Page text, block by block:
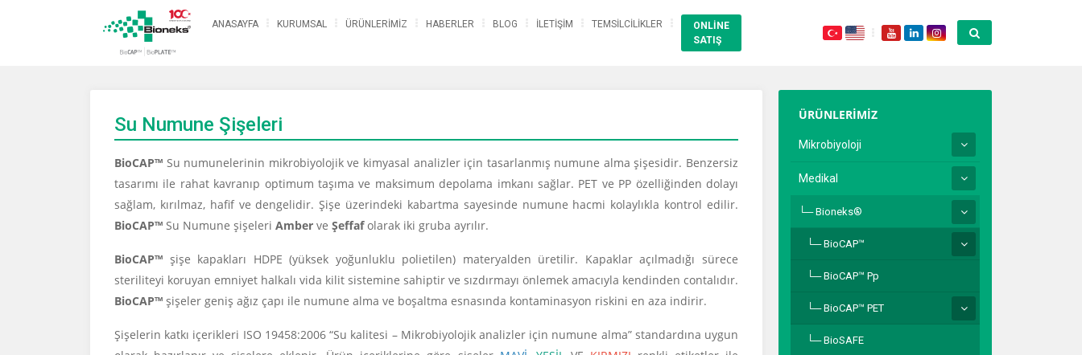
ANASAYFA KURUMSAL ÜRÜNLERİMİZ HABERLER BLOG İLETİŞİM TEMSİLCİLİKLER
ONLİNE
SATIŞ
Su Numune Şişeleri
BioCAP™ Su numunelerinin mikrobiyolojik ve kimyasal analizler için tasarlanmış numune alma şişesidir. Benzersiz
tasarımı ile rahat kavranıp optimum taşıma ve maksimum depolama imkanı sağlar. PET ve PP özelliğinden dolayı
sağlam, kırılmaz, hafif ve dengelidir. Şişe üzerindeki kabartma sayesinde numune hacmi kolaylıkla kontrol edilir.
BioCAP™ Su Numune şişeleri Amber ve Şeffafolarak iki gruba ayrılır.
BioCAP™ şişe kapakları HDPE (yüksek yoğunluklu polietilen) materyalden üretilir. Kapaklar açılmadığı sürece
steriliteyi koruyan emniyet halkalı vida kilit sistemine sahiptir ve sızdırmayı önlemek amacıyla kendinden contalıdır.
BioCAP™ şişeler geniş ağız çapı ile numune alma ve boşaltma esnasında kontaminasyon riskini en aza indirir.
Şişelerin katkı içerikleri ISO 19458:2006 “Su kalitesi – Mikrobiyolojik analizler için numune alma” standardına uygun
ÜRÜNLERİMİZ
Mikrobiyoloji
Medikal
Bioneks®
BioCAP™
BioCAP™ Pp
BioCAP™ PET
BioSAFE